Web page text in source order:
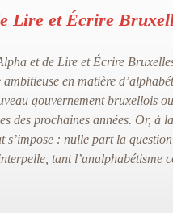
Lire et Écrire
et de Lire et Écrire
en matière
gouvernement bruxellois
des prochaines années. Or, à
s’impose : nulle part la
tant l’analphabétisme